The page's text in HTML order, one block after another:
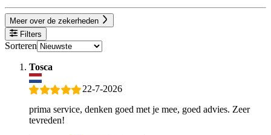
Meer over de zekerheden
Filters
Sorteren
Tosca
22-7-2026
prima service, denken goed met je mee, goed advies. Zeer
tevreden!